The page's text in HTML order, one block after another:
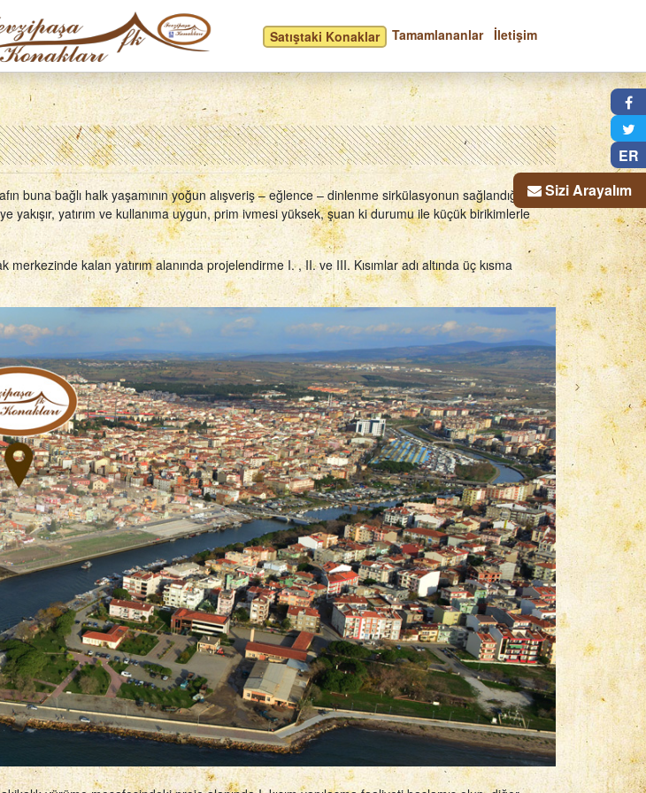
Satıştaki Konaklar Tamamlananlar İletişim
bağlı halk yaşamının yoğun alışveriş – eğlence – dinlenme sirkülasyonun sağlandığı
yatırım ve kullanıma uygun, prim ivmesi yüksek, şuan ki durumu ile küçük birikimlerle
kalan yatırım alanında projelendirme I. , II. ve III. Kısımlar adı altında üç kısma
×
ER
Sizi Arayalım